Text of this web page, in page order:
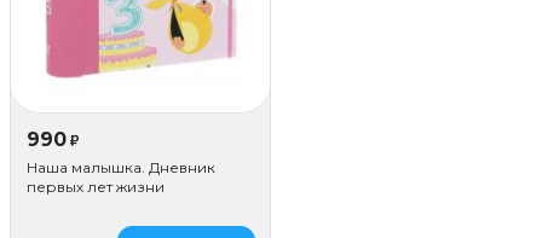
990 ₽
Наша малышка. Дневник
первых лет жизни